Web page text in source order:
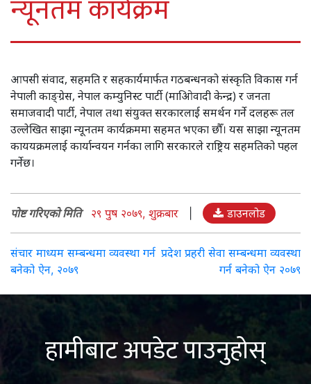
न्यूनतम कार्यक्रम
आपसी संवाद, सहमति र सहकार्यमार्फत गठबन्धनको संस्कृति विकास गर्न
नेपाली काङ्ग्रेस, नेपाल कम्युनिस्ट पार्टी (माओिवादी केन्द्र) र जनता
समाजवादी पार्टी, नेपाल तथा संयुक्त सरकारलाई समर्थन गर्ने दलहरू तल
उल्लेखित साझा न्यूनतम कार्यक्रममा सहमत भएका छौँ। यस साझा न्यूनतम
काययक्रमलाई कार्यान्वयन गर्नका लागि सरकारले राष्ट्रिय सहमतिको पहल
गर्नेछ।
पोष्ट गरिएको मिति २९ पुष २०७९, शुक्रबार डाउनलोड
Post
navigation
संचार माध्यम सम्बन्धमा व्यवस्था गर्न
बनेको ऐन, २०७९
प्रदेश प्रहरी सेवा सम्बन्धमा व्यवस्था
गर्न बनेको ऐन २०७९
हामीबाट अपडेट पाउनुहोस्